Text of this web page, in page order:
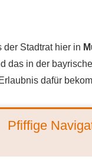
der Stadtrat hier in
das in der
dafür
Pfiffige